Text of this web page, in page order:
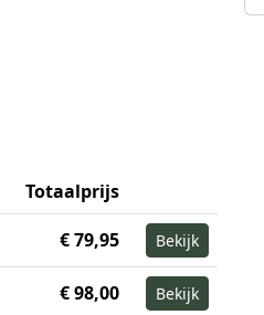
Totaalprijs
€ 79,95 Bekijk
€ 98,00 Bekijk